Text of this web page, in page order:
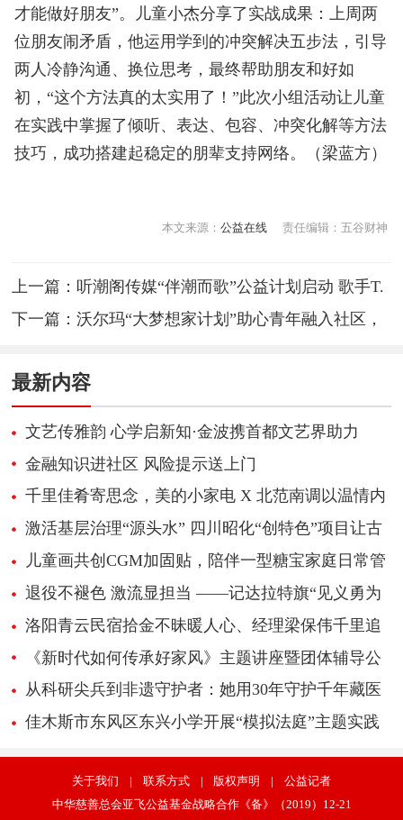
才能做好朋友”。儿童小杰分享了实战成果：上周两
位朋友闹矛盾，他运用学到的冲突解决五步法，引导
两人冷静沟通、换位思考，最终帮助朋友和好如
初，“这个方法真的太实用了！”此次小组活动让儿童
在实践中掌握了倾听、表达、包容、冲突化解等方法
技巧，成功搭建起稳定的朋辈支持网络。（梁蓝方）
本文来源： 公益在线 责任编辑：五谷财神
上一篇： 听潮阁传媒“伴潮而歌”公益计划启动 歌手T.
翔屿与罕见病儿童共唱《都寻常》
下一篇：沃尔玛“大梦想家计划”助心青年融入社区，
最新内容
文艺传雅韵 心学启新知·金波携首都文艺界助力
《心学感悟录》新书推广
金融知识进社区 风险提示送上门
千里佳肴寄思念，美的小家电 X 北范南调以温情内
容引爆超1700万播放
激活基层治理“源头水” 四川昭化“创特色”项目让古
城民俗“活”起来
儿童画共创CGM加固贴，陪伴一型糖宝家庭日常管
理退役不褪色 激流显担当 ——记达拉特旗“见义勇为
先进个人”边志峰
洛阳青云民宿拾金不昧暖人心、经理梁保伟千里追
还失物获赞
《新时代如何传承好家风》主题讲座暨团体辅导公
益活动
从科研尖兵到非遗守护者：她用30年守护千年藏医
学传承
佳木斯市东风区东兴小学开展“模拟法庭”主题实践
活动
关于我们 | 联系方式 | 版权声明 |
公益记者
中华慈善总会亚飞公益基金战略合作《备》（2019）12-21